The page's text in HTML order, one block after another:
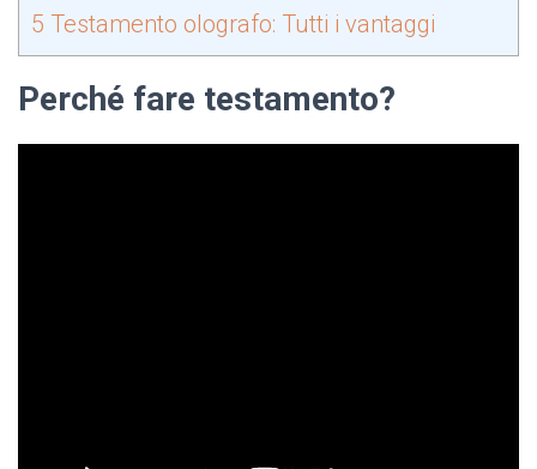
5 Testamento olografo: Tutti i vantaggi
Perché fare testamento?